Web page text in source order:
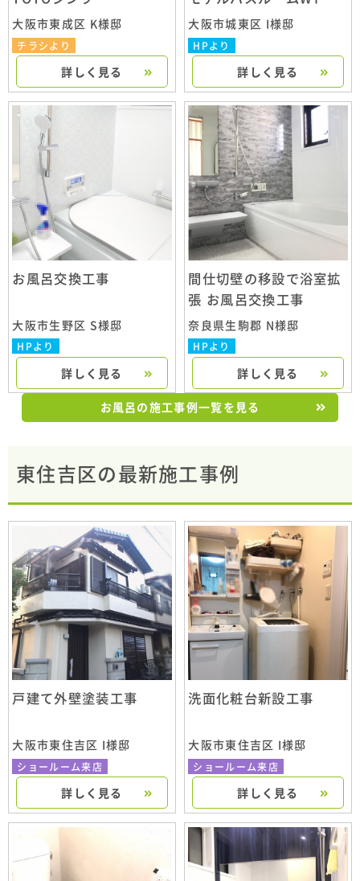
大阪市東成区 K様邸
チラシより
詳しく見る
大阪市城東区 I様邸
HPより
詳しく見る
お風呂交換工事
大阪市生野区 S様邸
HPより
詳しく見る
間仕切壁の移設で浴室拡
張 お風呂交換工事
奈良県生駒郡 N様邸
HPより
詳しく見る
お風呂の施工事例一覧を見る
東住吉区の最新施工事例
戸建て外壁塗装工事
大阪市東住吉区 I様邸
ショールーム来店
詳しく見る
洗面化粧台新設工事
大阪市東住吉区 I様邸
ショールーム来店
詳しく見る